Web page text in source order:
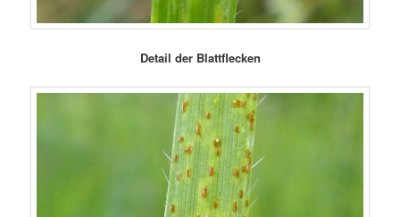
Detail der Blattflecken